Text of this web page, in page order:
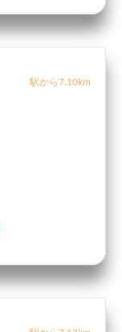
駅から7.10km